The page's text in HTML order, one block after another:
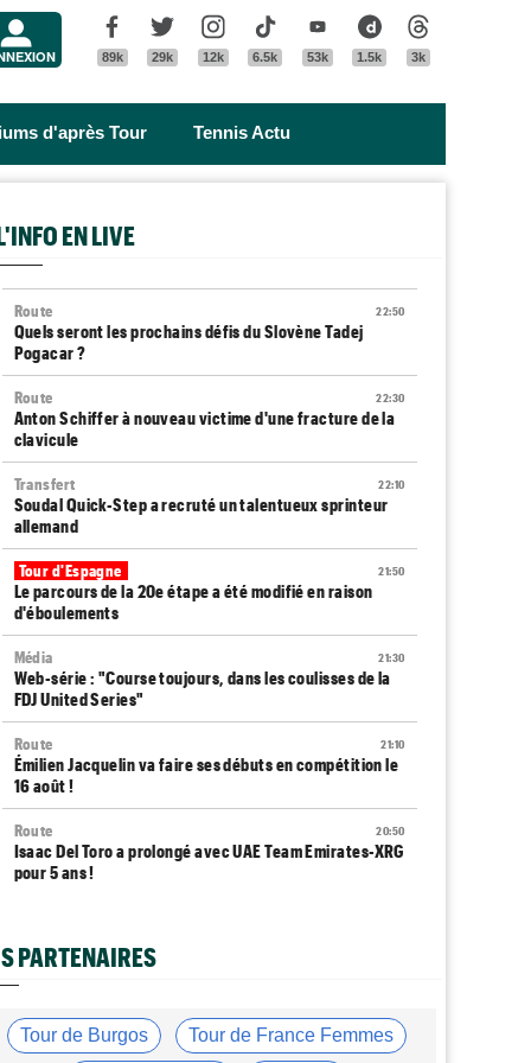
Facebook
89k
Twitter
29k
Instagram
12k
Tik Tok
6.5k
Youtube
53k
Dailymotion
1.5k 3k
d'après Tour Tennis Actu
EN LIVE
22:50
Route
Quels seront les prochains défis du Slovène Tadej
Pogacar ?
22:30
Route
Anton Schiffer à nouveau victime d'une fracture de la
clavicule
22:10
Transfert
Soudal Quick-Step a recruté un talentueux sprinteur
allemand
21:50
Tour d'Espagne
Le parcours de la 20e étape a été modifié en raison
d'éboulements
21:30
Média
Web-série : "Course toujours, dans les coulisses de la
FDJ United Series"
21:10
Route
Émilien Jacquelin va faire ses débuts en compétition le
16 août !
20:50
Route
Isaac Del Toro a prolongé avec UAE Team Emirates-XRG
pour 5 ans !
monnaie courante"
Le Mercato vélo est ouvert... toutes les dernières infos
et rumeurs
PARTENAIRES
Tour de Burgos Tour de France Femmes